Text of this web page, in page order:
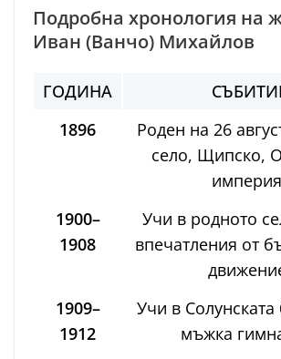
Подробна хронология на
Иван (Ванчо) Михайлов
ГОДИНА
1896
Роден на 26
село, Щипско,
1900–
1908
Учи в родното
впечатления от
1909–
1912
Учи в Солунската
мъжка